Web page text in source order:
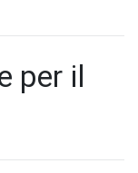
per il